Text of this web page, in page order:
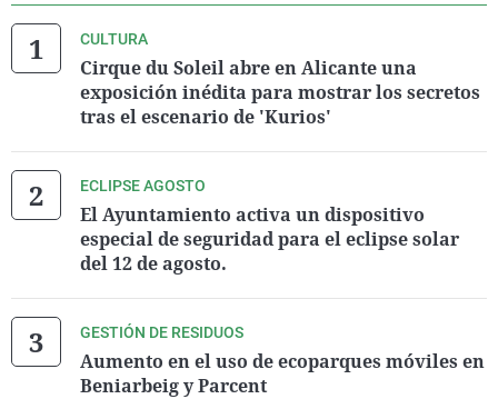
CULTURA
Cirque du Soleil abre en Alicante una
exposición inédita para mostrar los secretos
tras el escenario de 'Kurios'
ECLIPSE AGOSTO
El Ayuntamiento activa un dispositivo
especial de seguridad para el eclipse solar
del 12 de agosto.
GESTIÓN DE RESIDUOS
Aumento en el uso de ecoparques móviles en
Beniarbeig y Parcent